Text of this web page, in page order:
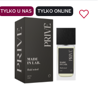
TYLKO U NAS TYLKO ONLINE